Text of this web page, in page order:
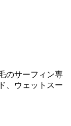
のサーフィン専
、ウェットスー